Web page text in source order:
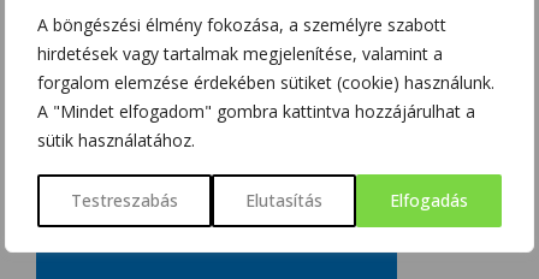
A böngészési élmény fokozása, a személyre szabott
hirdetések vagy tartalmak megjelenítése, valamint a
forgalom elemzése érdekében sütiket (cookie) használunk.
A "Mindet elfogadom" gombra kattintva hozzájárulhat a
sütik használatához.
Testreszabás Elutasítás Elfogadás